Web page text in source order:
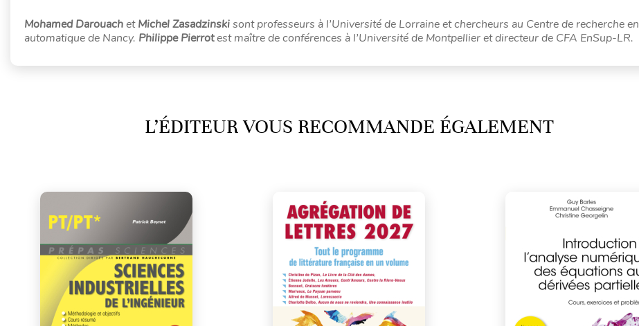
Mohamed DarouachetMichel Zasadzinskisont professeurs à l’Université de Lorraine et chercheurs au Centre de recherche en
automatique de Nancy. Philippe Pierrotest maître de conférences à l’Université de Montpellier et directeur de CFA EnSup-LR.
L’ÉDITEUR VOUS RECOMMANDE ÉGALEMENT